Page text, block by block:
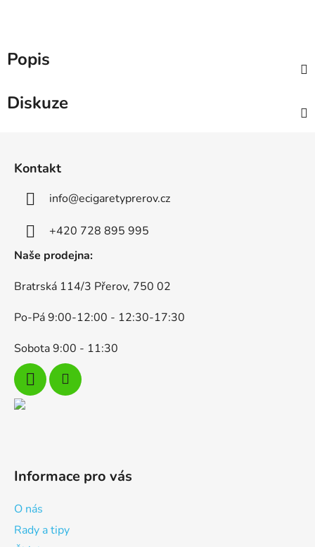
Popis
Diskuze
Kontakt
info@ecigaretyprerov.cz
+420 728 895 995
Naše prodejna:
Bratrská 114/3 Přerov, 750 02
Po-Pá 9:00-12:00 - 12:30-17:30
Sobota 9:00 - 11:30
Informace pro vás
O nás
Rady a tipy